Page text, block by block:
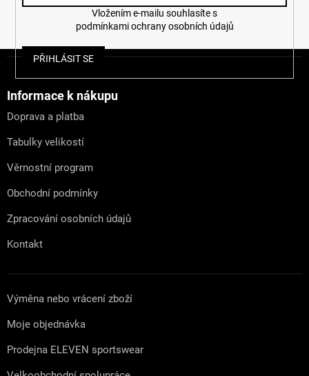
podmínkami ochrany osobních údajů
PŘIHLÁSIT SE
Informace k nákupu
Doprava a platba
Tabulky velikostí
Věrnostní program
Obchodní podmínky
Zpracování osobních údajů
Kontakt
Výměna nebo vrácení zboží
Moje objednávka
Prodejna ELEVEN sportswear